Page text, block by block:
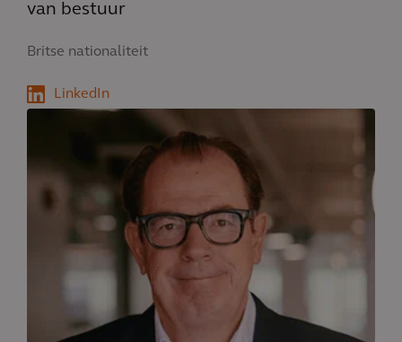
van bestuur
Britse nationaliteit